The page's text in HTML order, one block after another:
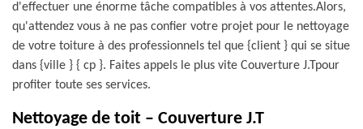
d'effectuer une énorme tâche compatibles à vos attentes.Alors,
qu'attendez vous à ne pas confier votre projet pour le nettoyage
de votre toiture à des professionnels tel que {client } qui se situe
dans {ville } { cp }. Faites appels le plus vite Couverture J.Tpour
profiter toute ses services.
Nettoyage de toit – Couverture J.T